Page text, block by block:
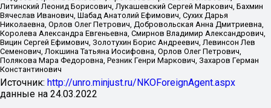
Литинский Леонид Борисович, Лукашевский Сергей Маркович, Бахмин
Вячеслав Иванович, Шабад Анатолий Ефимович, Сухих Дарья
Николаевна, Орлов Олег Петрович, Добровольская Анна Дмитриевна,
Королева Александра Евгеньевна, Смирнов Владимир Александрович,
Вицин Сергей Ефимович, Золотухин Борис Андреевич, Левинсон Лев
Семенович, Локшина Татьяна Иосифовна, Орлов Олег Петрович,
Полякова Мара Федоровна, Резник Генри Маркович, Захаров Герман
Константинович
Источник: http://unro.minjust.ru/NKOForeignAgent.aspx
данные на 24.03.2022